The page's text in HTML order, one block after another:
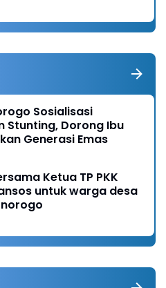
Sosialisasi
Stunting, Dorong Ibu
Generasi Emas
Ketua TP PKK
untuk warga desa